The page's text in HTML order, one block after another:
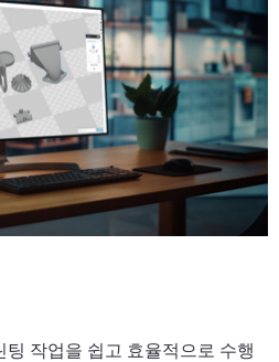
작업을 쉽고 효율적으로 수행